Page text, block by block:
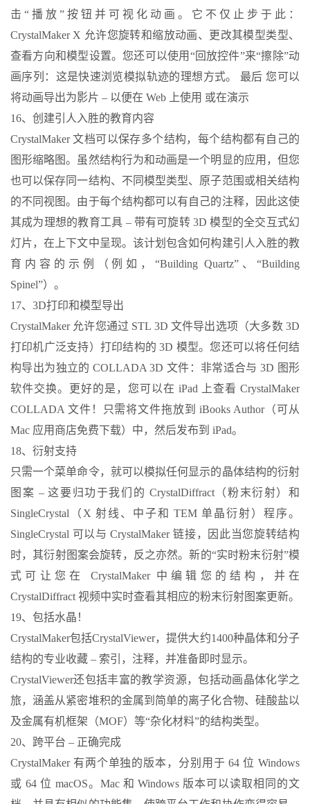
击“播放”按钮并可视化动画。它不仅止步于此：
CrystalMaker X 允许您旋转和缩放动画、更改其模型类型、
查看方向和模型设置。您还可以使用“回放控件”来“擦除”动
画序列：这是快速浏览模拟轨迹的理想方式。 最后 您可以
将动画导出为影片 – 以便在 Web 上使用 或在演示
16、创建引人入胜的教育内容
CrystalMaker 文档可以保存多个结构，每个结构都有自己的
图形缩略图。虽然结构行为和动画是一个明显的应用，但您
也可以保存同一结构、不同模型类型、原子范围或相关结构
的不同视图。由于每个结构都可以有自己的注释，因此这使
其成为理想的教育工具 – 带有可旋转 3D 模型的全交互式幻
灯片，在上下文中呈现。该计划包含如何构建引人入胜的教
育内容的示例（例如，“Building Quartz”、“Building
Spinel”）。
17、3D打印和模型导出
CrystalMaker 允许您通过 STL 3D 文件导出选项（大多数 3D
打印机广泛支持）打印结构的 3D 模型。您还可以将任何结
构导出为独立的 COLLADA 3D 文件：非常适合与 3D 图形
软件交换。更好的是，您可以在 iPad 上查看 CrystalMaker
COLLADA 文件！只需将文件拖放到 iBooks Author（可从
Mac 应用商店免费下载）中，然后发布到 iPad。
18、衍射支持
只需一个菜单命令，就可以模拟任何显示的晶体结构的衍射
图案 – 这要归功于我们的 CrystalDiffract（粉末衍射）和
SingleCrystal（X 射线、中子和 TEM 单晶衍射）程序。
SingleCrystal 可以与 CrystalMaker 链接，因此当您旋转结构
时，其衍射图案会旋转，反之亦然。新的“实时粉末衍射”模
式可让您在 CrystalMaker 中编辑您的结构，并在
CrystalDiffract 视频中实时查看其相应的粉末衍射图案更新。
19、包括水晶！
CrystalMaker包括CrystalViewer，提供大约1400种晶体和分子
结构的专业收藏 – 索引，注释，并准备即时显示。
CrystalViewer还包括丰富的教学资源，包括动画晶体化学之
旅，涵盖从紧密堆积的金属到简单的离子化合物、硅酸盐以
及金属有机框架（MOF）等“杂化材料”的结构类型。
20、跨平台 – 正确完成
CrystalMaker 有两个单独的版本，分别用于 64 位 Windows
或 64 位 macOS。Mac 和 Windows 版本可以读取相同的文